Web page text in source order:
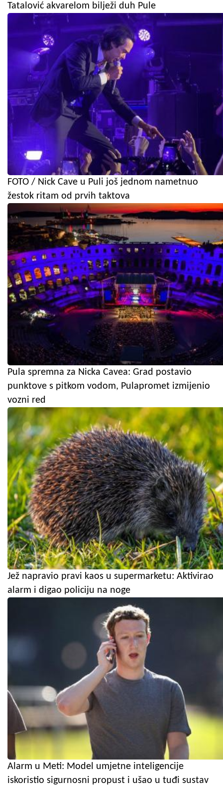
Tatalović akvarelom bilježi duh Pule
FOTO / Nick Cave u Puli još jednom nametnuo
žestok ritam od prvih taktova
Pula spremna za Nicka Cavea: Grad postavio
punktove s pitkom vodom, Pulapromet izmijenio
vozni red
Jež napravio pravi kaos u supermarketu: Aktivirao
alarm i digao policiju na noge
Alarm u Meti: Model umjetne inteligencije
iskoristio sigurnosni propust i ušao u tuđi sustav